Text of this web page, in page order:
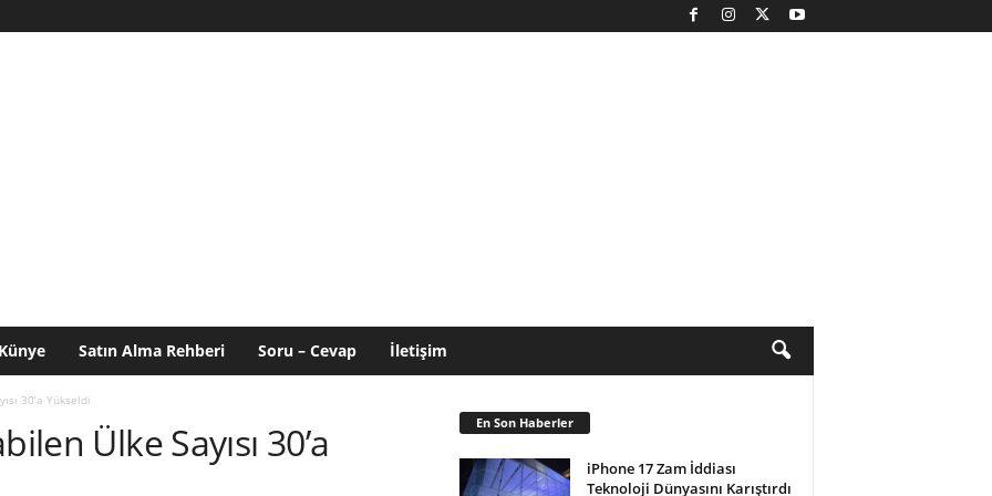
Künye Satın Alma Rehberi Soru – Cevap İletişim
30’a Yükseldi
Ülke Sayısı 30’a
En Son Haberler
iPhone 17 Zam İddiası
Teknoloji Dünyasını Karıştırdı